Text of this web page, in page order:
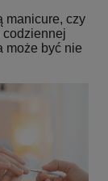
manicure, czy
codziennej
może być nie